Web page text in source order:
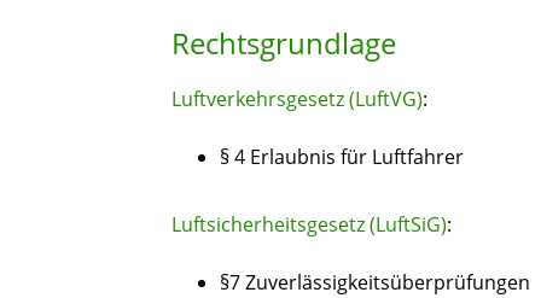
Rechtsgrundlage
Luftverkehrsgesetz (LuftVG):
§ 4 Erlaubnis für Luftfahrer
Luftsicherheitsgesetz (LuftSiG):
§7 Zuverlässigkeitsüberprüfungen